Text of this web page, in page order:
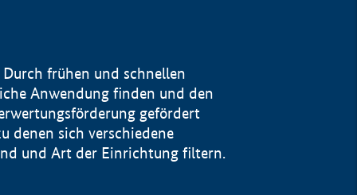
frühen und schnellen
Anwendung finden und den
gefördert
denen sich verschiedene
und Art der Einrichtung filtern.